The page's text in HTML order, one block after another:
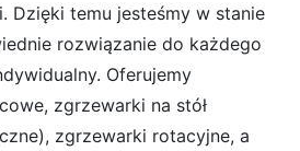
Dzięki temu jesteśmy w stanie
rozwiązanie do każdego
Oferujemy
zgrzewarki na stół
zgrzewarki rotacyjne, a